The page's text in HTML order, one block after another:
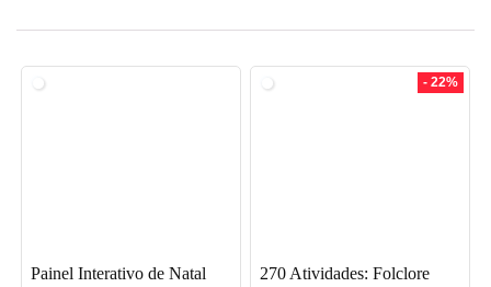
Painel Interativo de Natal
- 22%
270 Atividades: Folclore